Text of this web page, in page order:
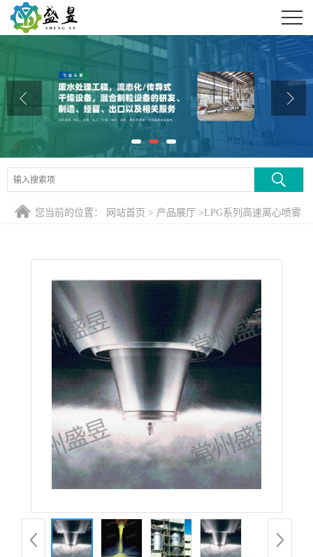
公司介绍
公司动态
产品展厅
证书荣誉
联系方式
您当前的位置： 网站首页 > 产品展厅 >LPG系列高速离心喷雾